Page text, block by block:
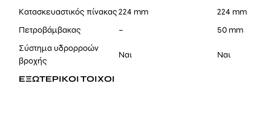
Κατασκευαστικός πίνακας224 mm
224 mm
Πετροβάμβακας
–
50 mm
Σύστημα υδρορροών
βροχής
Ναι Ναι
ΕΞΩΤΕΡΙΚΟΙ ΤΟΙΧΟΙ